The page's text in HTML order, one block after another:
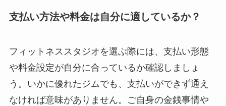
支払い方法や料金は自分に適しているか？
フィットネススタジオを選ぶ際には、支払い形態
や料金設定が自分に合っているか確認しましょ
う。いかに優れたジムでも、支払いができず通え
なければ意味がありません。ご自身の金銭事情や